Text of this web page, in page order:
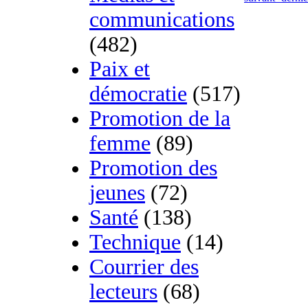
communications
(482)
Paix et
démocratie (517)
Promotion de la
femme (89)
Promotion des
jeunes (72)
Santé (138)
Technique (14)
Courrier des
lecteurs (68)